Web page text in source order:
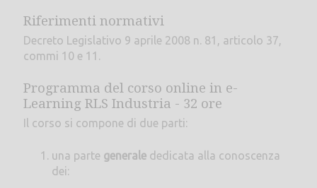
Riferimenti normativi
Decreto Legislativo 9 aprile 2008 n. 81, articolo 37,
commi 10 e 11.
Programma del corso online in e-
Learning RLS Industria - 32 ore
Il corso si compone di due parti:
una parte generalededicata alla conoscenza
dei: